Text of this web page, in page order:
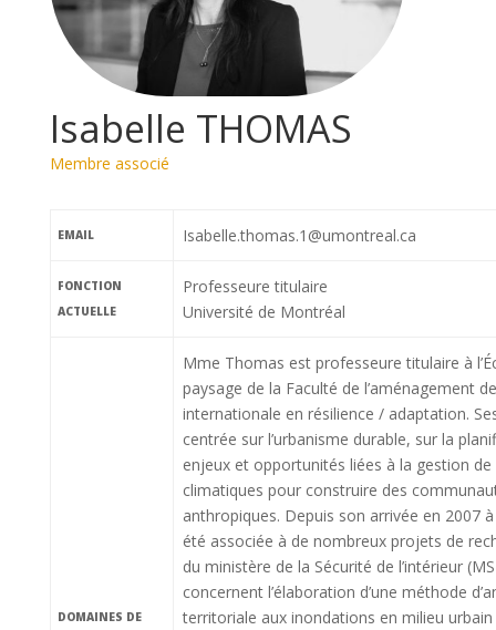
Isabelle THOMAS
Membre associé
EMAIL Isabelle.thomas.1@umontreal.ca
FONCTION
ACTUELLE
Professeure titulaire
Université de Montréal
DOMAINES DE
Mme Thomas est professeure titulaire à
paysage de la Faculté de l’aménagement
internationale en résilience / adaptation.
centrée sur l’urbanisme durable, sur la
enjeux et opportunités liées à la gestion
climatiques pour construire des
anthropiques. Depuis son arrivée en 2007
été associée à de nombreux projets de
du ministère de la Sécurité de l’intérieur
concernent l’élaboration d’une méthode
territoriale aux inondations en milieu